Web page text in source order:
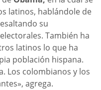
latinos, hablándole de
su
También ha
latinos lo que ha
población hispana.
Los colombianos y los
agrega.